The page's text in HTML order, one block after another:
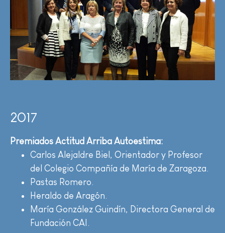
2017
Premiados Actitud Arriba Autoestima:
Carlos Alejaldre Biel, Orientador y Profesor
del Colegio Compañía de María de Zaragoza.
Pastas Romero.
Heraldo de Aragón.
María González Guindín, Directora General de
Fundación CAI.